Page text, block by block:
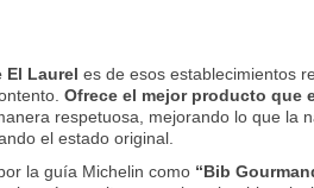
El Laurel es de esos establecimientos
Ofrece el mejor producto que
respetuosa, mejorando lo que la
el estado original.
la guía Michelin como “Bib